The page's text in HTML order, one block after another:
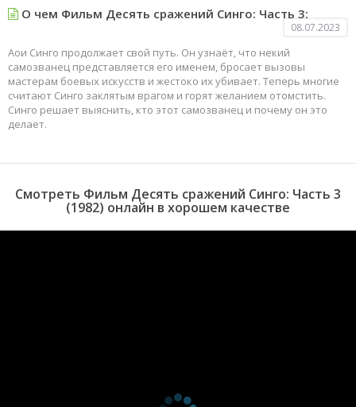
О чем Фильм Десять сражений Синго: Часть 3:
08.07.2023
Аои Синго продолжает свой путь. Он узнаёт, что некий
самозванец представляется его именем, бросает вызовы
мастерам боевых искусств и жестоко их убивает. Теперь многие
считают Синго заклятым врагом и горят желанием отомстить.
Синго решает выяснить, кто этот самозванец и почему он это
делает.
Смотреть Фильм Десять сражений Синго: Часть 3
(1982) онлайн в хорошем качестве